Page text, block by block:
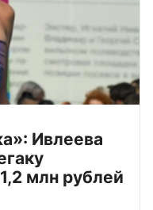
Ивлеева
млн рублей